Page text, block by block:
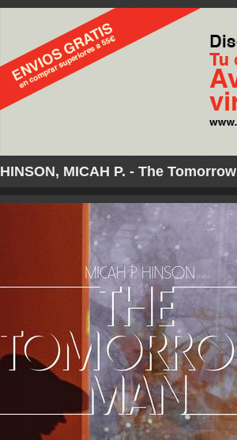
HINSON, MICAH P. - The